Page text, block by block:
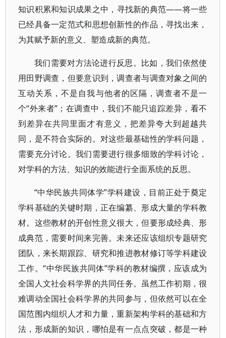
知识积累和知识成果之中，寻找新的典范——将一些
已经具备一定范式和思想创新性的作品，寻找出来，
为其赋予新的意义、塑造成新的典范。
我们需要对方法论进行反思。比如，我们依然使
用田野调查，但要意识到，调查者与调查对象之间的
互动关系，不是自我与他者的区隔，调查者不是一
个“外来者”；在调查中，我们不能只追踪差异，看不
到差异在共同里面才有意义，把差异夸大到超越共
同，是不符合实际的。对这些最基础性的学科问题，
需要充分讨论。我们需要进行很多细致的学科讨论，
对学科的方法、知识的效能进行全面系统的反思。
“中华民族共同体学”学科建设，目前正处于奠定
学科基础的关键时期，正在编纂、形成大量的学科教
材。这些教材的开创性意义很大，但要形成经典、形
成典范，需要时间来完善。未来还应该组织专题研究
团队，来长期跟踪、研究和推进教材修订等学科建设
工作。“中华民族共同体”学科的教材编撰，应该成为
全国人文社会科学界的共同任务。虽然工作初期，很
难调动全国社会科学界的共同参与，但依然可以在全
国范围内组织人才和力量，重新架构学科的基础和方
法，形成新的知识，哪怕是有一点点突破，都是一种